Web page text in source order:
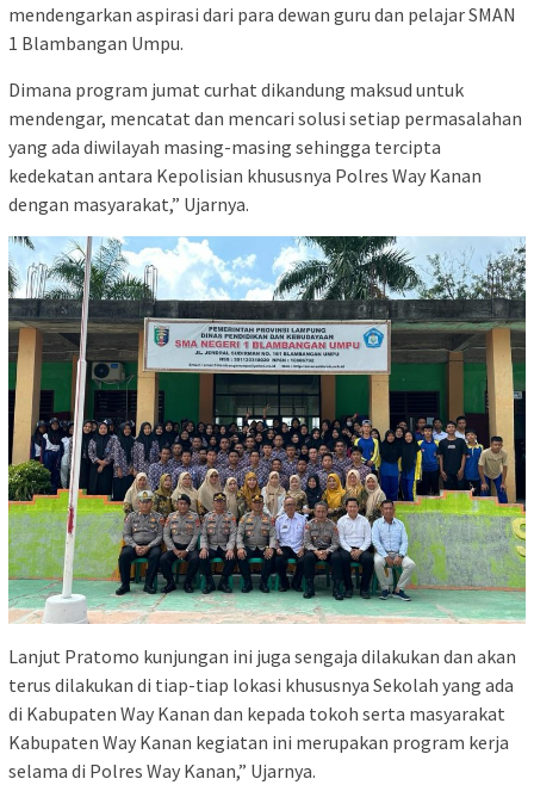
mendengarkan aspirasi dari para dewan guru dan pelajar SMAN
1 Blambangan Umpu.
Dimana program jumat curhat dikandung maksud untuk
mendengar, mencatat dan mencari solusi setiap permasalahan
yang ada diwilayah masing-masing sehingga tercipta
kedekatan antara Kepolisian khususnya Polres Way Kanan
dengan masyarakat,” Ujarnya.
Lanjut Pratomo kunjungan ini juga sengaja dilakukan dan akan
terus dilakukan di tiap-tiap lokasi khususnya Sekolah yang ada
di Kabupaten Way Kanan dan kepada tokoh serta masyarakat
Kabupaten Way Kanan kegiatan ini merupakan program kerja
selama di Polres Way Kanan,” Ujarnya.